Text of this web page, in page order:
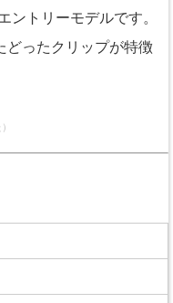
ントリーモデルです。
どったクリップが特徴